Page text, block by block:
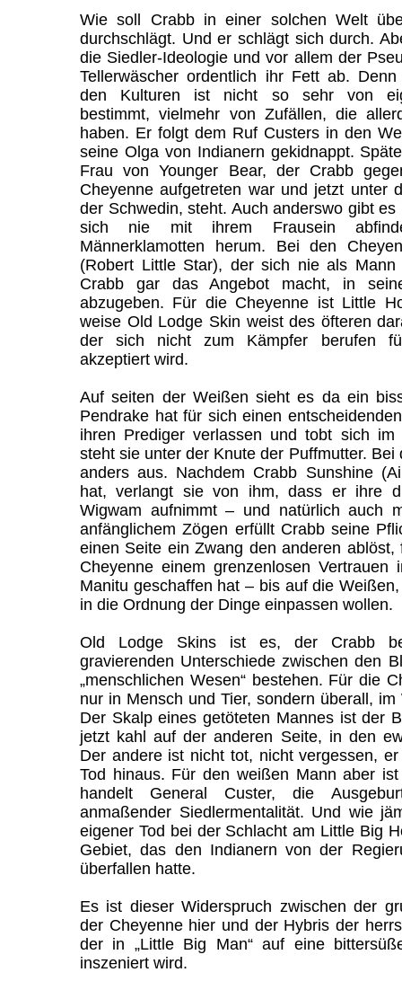
Wie soll Crabb in einer solchen Welt
durchschlägt. Und er schlägt sich durch.
die Siedler-Ideologie und vor allem der
Tellerwäscher ordentlich ihr Fett ab.
den Kulturen ist nicht so sehr von
bestimmt, vielmehr von Zufällen, die
haben. Er folgt dem Ruf Custers in den
seine Olga von Indianern gekidnappt.
Frau von Younger Bear, der Crabb
Cheyenne aufgetreten war und jetzt unter
der Schwedin, steht. Auch anderswo gibt
sich nie mit ihrem Frausein
Männerklamotten herum. Bei den
(Robert Little Star), der sich nie als
Crabb gar das Angebot macht, in
abzugeben. Für die Cheyenne ist Little
weise Old Lodge Skin weist des öfteren
der sich nicht zum Kämpfer berufen
akzeptiert wird.
Auf seiten der Weißen sieht es da ein
Pendrake hat für sich einen
ihren Prediger verlassen und tobt sich
steht sie unter der Knute der Puffmutter.
anders aus. Nachdem Crabb Sunshine
hat, verlangt sie von ihm, dass er ihre
Wigwam aufnimmt – und natürlich auch
anfänglichem Zögen erfüllt Crabb seine
einen Seite ein Zwang den anderen
Cheyenne einem grenzenlosen
Manitu geschaffen hat – bis auf die
in die Ordnung der Dinge einpassen wollen.
Old Lodge Skins ist es, der Crabb
gravierenden Unterschiede zwischen den
„menschlichen Wesen“ bestehen. Für die
nur in Mensch und Tier, sondern überall,
Der Skalp eines getöteten Mannes ist der
jetzt kahl auf der anderen Seite, in den
Der andere ist nicht tot, nicht vergessen,
Tod hinaus. Für den weißen Mann aber
handelt General Custer, die
anmaßender Siedlermentalität. Und wie
eigener Tod bei der Schlacht am Little Big
Gebiet, das den Indianern von der
überfallen hatte.
Es ist dieser Widerspruch zwischen der
der Cheyenne hier und der Hybris der
der in „Little Big Man“ auf eine
inszeniert wird.